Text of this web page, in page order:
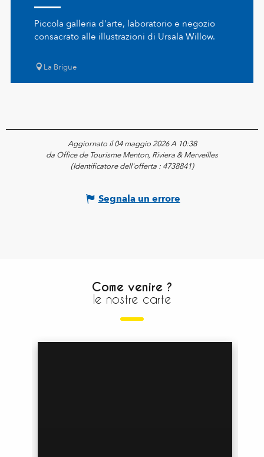
Piccola galleria d'arte, laboratorio e negozio
consacrato alle illustrazioni di Ursala Willow.
La Brigue
Aggiornato il 04 maggio 2026 A 10:38
da Office de Tourisme Menton, Riviera & Merveilles
(Identificatore dell'offerta : 4738841)
Segnala un errore
Come venire ?
le nostre carte